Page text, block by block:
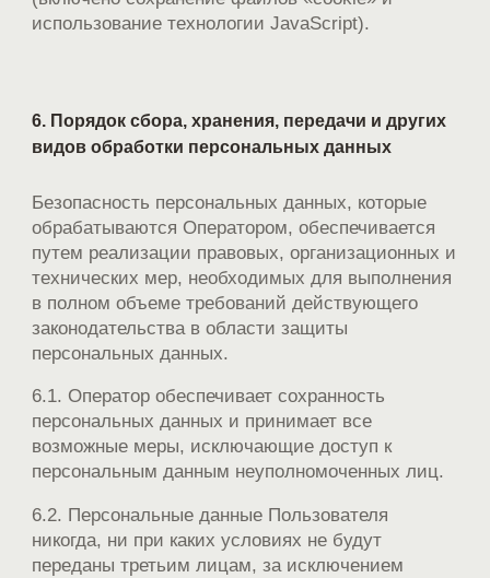
использование технологии JavaScript).
6. Порядок сбора, хранения, передачи и других
видов обработки персональных данных
Безопасность персональных данных, которые
обрабатываются Оператором, обеспечивается
путем реализации правовых, организационных и
технических мер, необходимых для выполнения
в полном объеме требований действующего
законодательства в области защиты
персональных данных.
6.1. Оператор обеспечивает сохранность
персональных данных и принимает все
возможные меры, исключающие доступ к
персональным данным неуполномоченных лиц.
6.2. Персональные данные Пользователя
никогда, ни при каких условиях не будут
переданы третьим лицам, за исключением